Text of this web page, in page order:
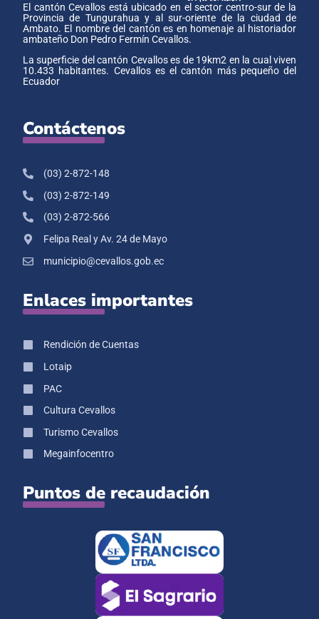
El cantón Cevallos está ubicado en el sector centro-sur de la
Provincia de Tungurahua y al sur-oriente de la ciudad de
Ambato. El nombre del cantón es en homenaje al historiador
ambateño Don Pedro Fermín Cevallos.
La superficie del cantón Cevallos es de 19km2 en la cual viven
10.433 habitantes. Cevallos es el cantón más pequeño del
Ecuador
Contáctenos
(03) 2-872-148
(03) 2-872-149
(03) 2-872-566
Felipa Real y Av. 24 de Mayo
municipio@cevallos.gob.ec
Enlaces importantes
Rendición de Cuentas
Lotaip
PAC
Cultura Cevallos
Turismo Cevallos
Megainfocentro
Puntos de recaudación